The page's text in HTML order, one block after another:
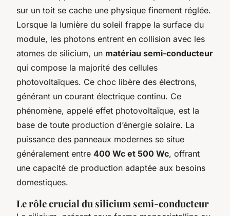
sur un toit se cache une physique finement réglée.
Lorsque la lumière du soleil frappe la surface du
module, les photons entrent en collision avec les
atomes de silicium, un matériau semi-conducteur
qui compose la majorité des cellules
photovoltaïques. Ce choc libère des électrons,
générant un courant électrique continu. Ce
phénomène, appelé effet photovoltaïque, est la
base de toute production d’énergie solaire. La
puissance des panneaux modernes se situe
généralement entre 400 Wc et 500 Wc, offrant
une capacité de production adaptée aux besoins
domestiques.
Le rôle crucial du silicium semi-conducteur